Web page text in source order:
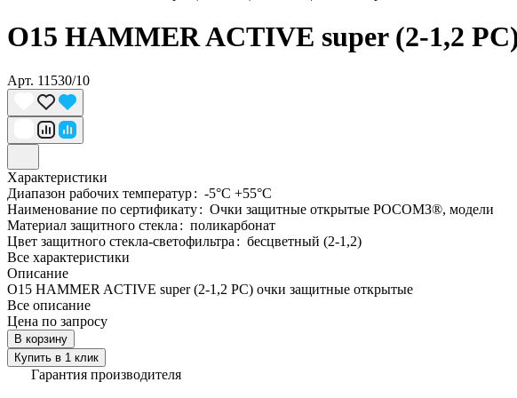
О15 HAMMER ACTIVЕ super (2-1,2
Арт. 11530/10
Характеристики
Диапазон рабочих температур: -5°C +55°C
Наименование по сертификату: Очки защитные открытые РОСОМЗ®, модели
Материал защитного стекла: поликарбонат
Цвет защитного стекла-светофильтра: бесцветный (2-1,2)
Все характеристики
Описание
О15 HAMMER ACTIVЕ super (2-1,2 PC) очки защитные открытые
Все описание
Цена по запросу
В корзину
Купить в 1 клик
Гарантия производителя